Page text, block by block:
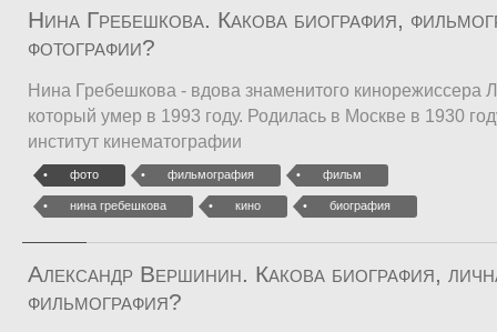
Нина Гребешкова. Какова биография,
фотографии?
Нина Гребешкова - вдова знаменитого кинорежиссера
который умер в 1993 году. Родилась в Москве в 1930
институт кинематографии
фото фильмография фильм
нина гребешкова кино биография
Александр Вершинин. Какова биография,
фильмография?